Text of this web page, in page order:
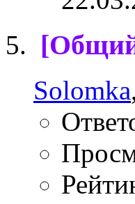
Solomka